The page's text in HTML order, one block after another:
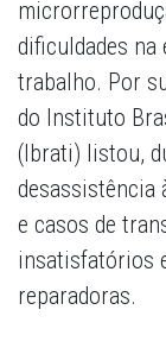
dificuldades na
trabalho. Por
do Instituto
(Ibrati) listou,
desassistência
e casos de
insatisfatórios
reparadoras.